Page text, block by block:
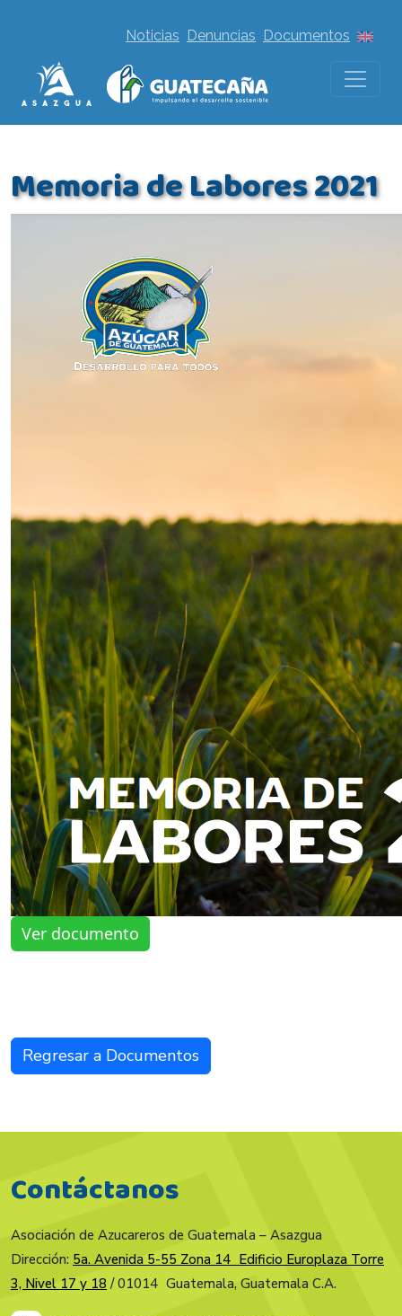
Noticias Denuncias Documentos
Memoria de Labores 2021
Ver documento
Regresar a Documentos
Contáctanos
Asociación de Azucareros de Guatemala – Asazgua
Dirección: 5a. Avenida 5-55 Zona 14 Edificio Europlaza Torre
3, Nivel 17 y 18 / 01014 Guatemala, Guatemala C.A.